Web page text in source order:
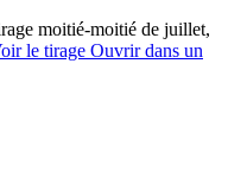
moitié-moitié de juillet,
le tirage Ouvrir dans un